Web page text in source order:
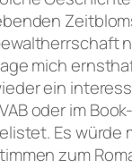
mich
ein
oder im
Es würde
zum